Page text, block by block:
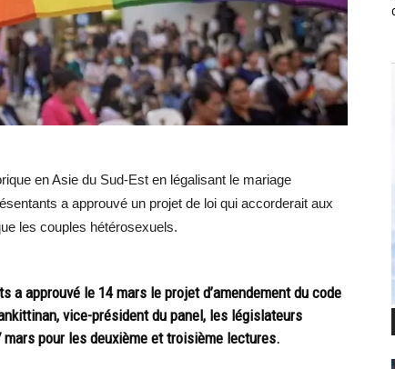
en Asie du Sud-Est en légalisant le mariage
a approuvé un projet de loi qui accorderait aux
les couples hétérosexuels.
a approuvé le 14 mars le projet d’amendement du code
vice-président du panel, les législateurs
pour les deuxième et troisième lectures.